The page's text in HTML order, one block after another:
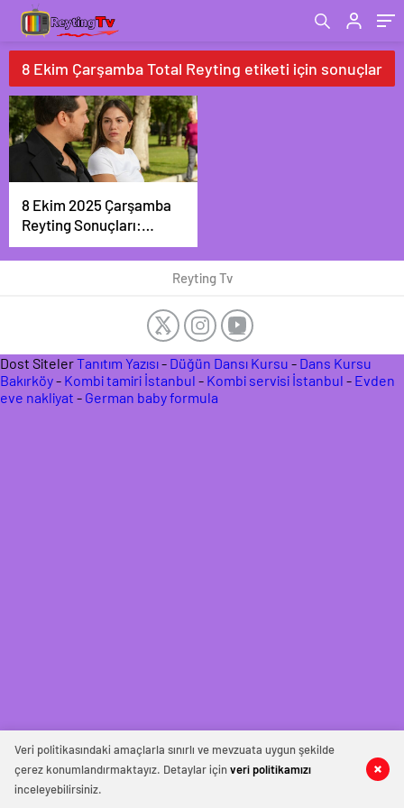
8 Ekim Çarşamba Total Reyting etiketi için sonuçlar
8 Ekim 2025 Çarşamba
Reyting Sonuçları:
Zirve Yine “Eşref
Rüya”nın!
Reyting Tv
Veri politikasındaki amaçlarla sınırlı ve mevzuata uygun şekilde
çerez konumlandırmaktayız. Detaylar içinveri politikamızı
inceleyebilirsiniz.
Dost SitelerTanıtım Yazısı- Düğün Dansı Kursu - Dans Kursu
Bakırköy- Kombi tamiri İstanbul - Kombi servisi İstanbul - Evden
eve nakliyat - German baby formula